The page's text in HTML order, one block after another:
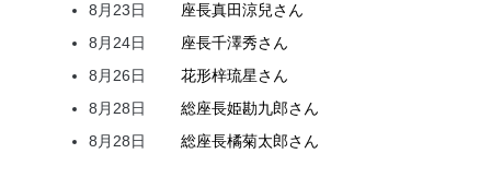
8月23日
座長真田涼兒さん
8月24日
座長千澤秀さん
8月26日
花形梓琉星さん
8月28日
総座長姫勘九郎さん
8月28日
総座長橘菊太郎さん